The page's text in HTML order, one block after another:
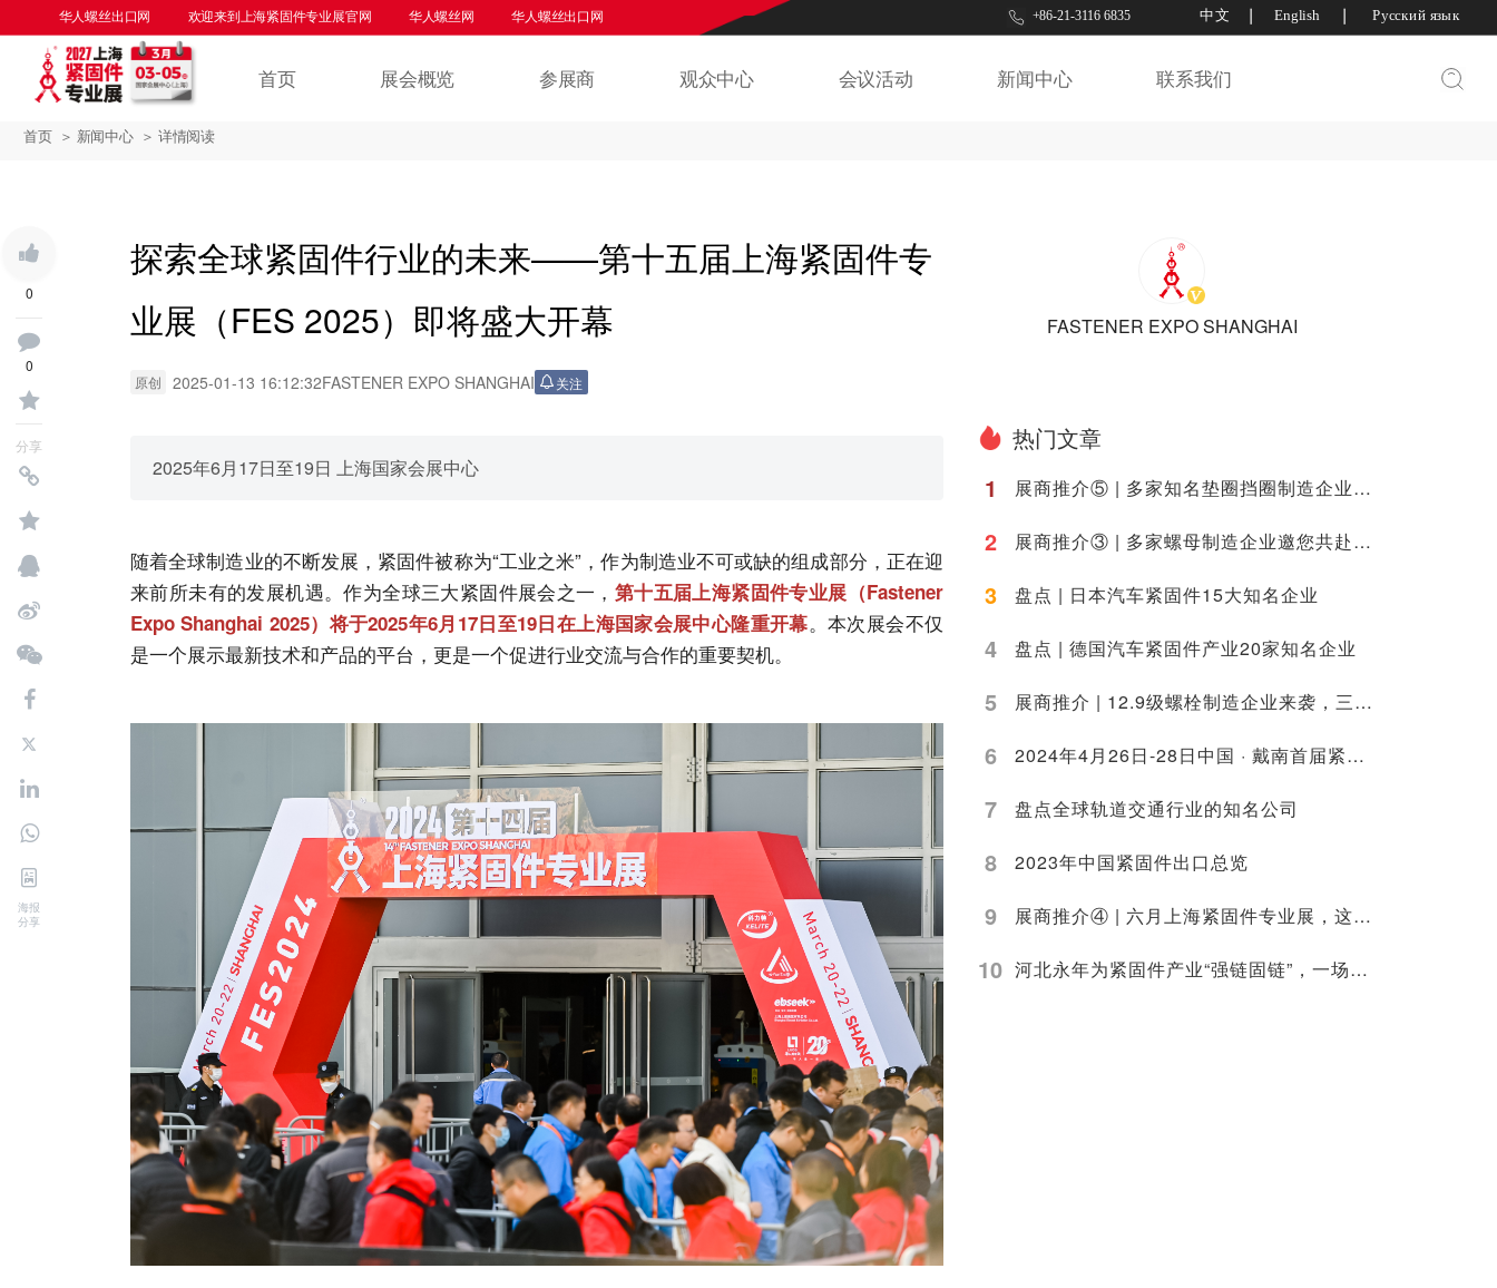
首页 展会概览 参展商 观众中心 会议活动 新闻中心 联系我们
华人螺丝出口网 欢迎来到上海紧固件专业展官网 华人螺丝网 华人螺丝出口网 欢迎来到上海紧固件专业展官网 +86-21-3116 6835 中文 English Русский язык
首页 ＞ 新闻中心 ＞ 详情阅读
0
0
分享
海报
分享
探索全球紧固件行业的未来——第十五届上海紧固件专
业展（FES 2025）即将盛大开幕
原创 2025-01-13 16:12:32FASTENER EXPO SHANGHAI 关注
2025年6月17日至19日 上海国家会展中心
随着全球制造业的不断发展，紧固件被称为“工业之米”，作为制造业不可或缺的组成部分，正在迎
来前所未有的发展机遇。作为全球三大紧固件展会之一， 第十五届上海紧固件专业展（Fastener
Expo Shanghai 2025）将于2025年6月17日至19日在上海国家会展中心隆重开幕。本次展会不仅
是一个展示最新技术和产品的平台，更是一个促进行业交流与合作的重要契机。
FASTENER EXPO SHANGHAI
热门文章
1
展商推介⑤ | 多家知名垫圈挡圈制造企业入驻2023上海紧固件专业展
2 展商推介③ | 多家螺母制造企业邀您共赴2023六月上海紧固件专业展
3 盘点 | 日本汽车紧固件15大知名企业
4 盘点 | 德国汽车紧固件产业20家知名企业
5 展商推介 | 12.9级螺栓制造企业来袭，三月上海紧固件专业展不见不散
6 2024年4月26日-28日中国 · 戴南首届紧固件及设备展览会
7 盘点全球轨道交通行业的知名公司
8 2023年中国紧固件出口总览
9 展商推介④ | 六月上海紧固件专业展，这些钻尾制造企业已就位
10 河北永年为紧固件产业“强链固链”，一场座谈“带来”163.2亿元